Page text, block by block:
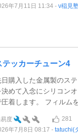
年7月11日 11:34
ν稲見
テッカーチューン4
日購入した金属製のス
決めて入念にシリコン
圧着します。 フィルム
度 281
年7月8日 08:17
tatuchi(